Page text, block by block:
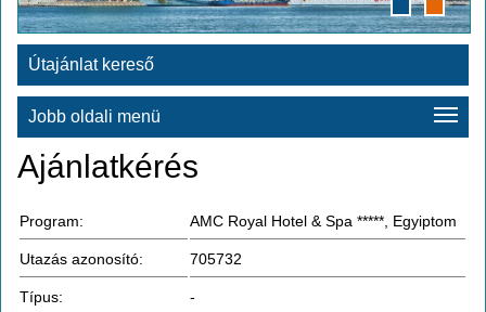
Útajánlat kereső
Jobb oldali menü
Ajánlatkérés
Program: AMC Royal Hotel & Spa *****, Egyiptom
Utazás azonosító: 705732
Típus: -